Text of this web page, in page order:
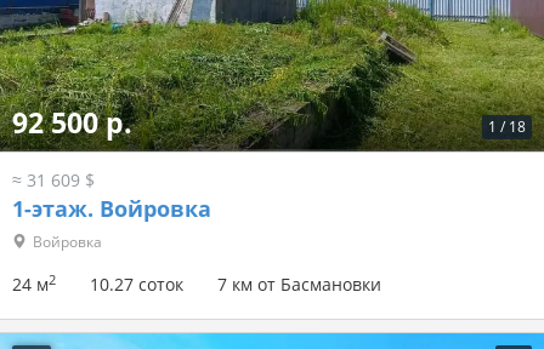
1 / 18
92 500 р.
≈ 31 609 $
1-этаж. Войровка
Войровка
24 м2 10.27 соток 7 км от Басмановки